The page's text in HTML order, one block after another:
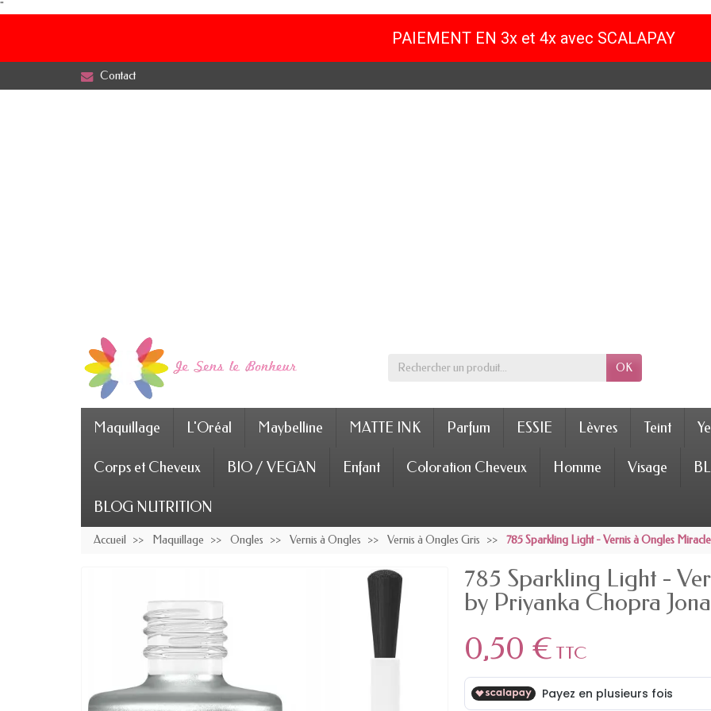
"
PAIEMENT EN 3x et 4x avec SCALAPAY
Contact
OK
Maquillage L'Oréal Maybelline MATTE INK Parfum ESSIE Lèvres Teint
Corps et Cheveux BIO / VEGAN Enfant Coloration Cheveux Homme Visage
BLOG NUTRITION
Accueil Maquillage Ongles Vernis à Ongles Vernis à Ongles Gris 785 Sparkling Light - Vernis à Ongles
785 Sparkling Light -
by Priyanka Chopra
0,50 € TTC